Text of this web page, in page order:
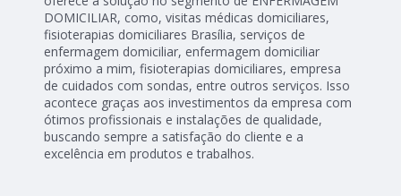
DOMICILIAR, como, visitas médicas domiciliares,
fisioterapias domiciliares Brasília, serviços de
enfermagem domiciliar, enfermagem domiciliar
próximo a mim, fisioterapias domiciliares, empresa
de cuidados com sondas, entre outros serviços. Isso
acontece graças aos investimentos da empresa com
ótimos profissionais e instalações de qualidade,
buscando sempre a satisfação do cliente e a
excelência em produtos e trabalhos.